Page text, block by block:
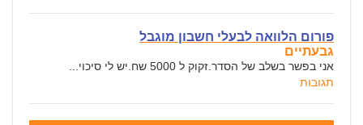
פורום הלוואה לבעלי חשבון מוגבל
גבעתיים
אני בפשר בשלב של הסדר.זקוק ל 5000 שח.יש לי סיכוי...
תגובות